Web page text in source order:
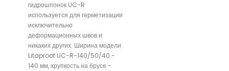
гидрошпонок UC-R
используется для герметизации
исключительно
деформационных швов и
никаких других. Ширина модели
Litaproof UC-R-140/50/40 -
140 мм, хрупкость на брусе -